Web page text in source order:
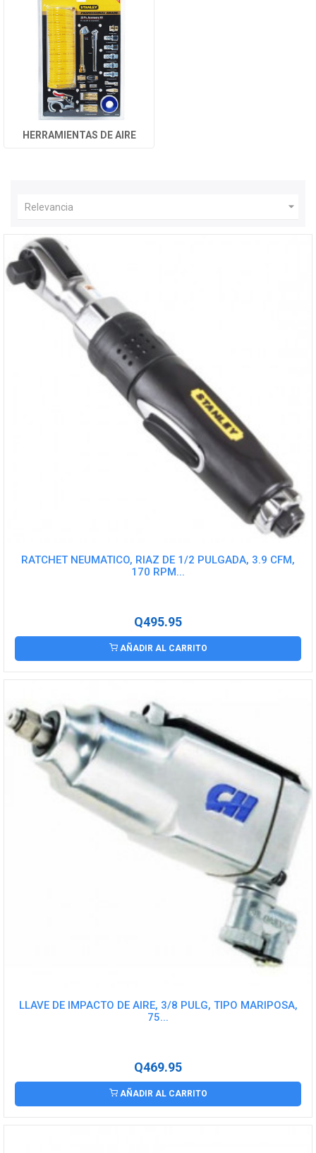
HERRAMIENTAS DE AIRE
Relevancia 
RATCHET NEUMATICO, RIAZ DE 1/2 PULGADA, 3.9 CFM,
170 RPM...
Q495.95
AÑADIR AL CARRITO
LLAVE DE IMPACTO DE AIRE, 3/8 PULG, TIPO MARIPOSA,
75...
Q469.95
AÑADIR AL CARRITO